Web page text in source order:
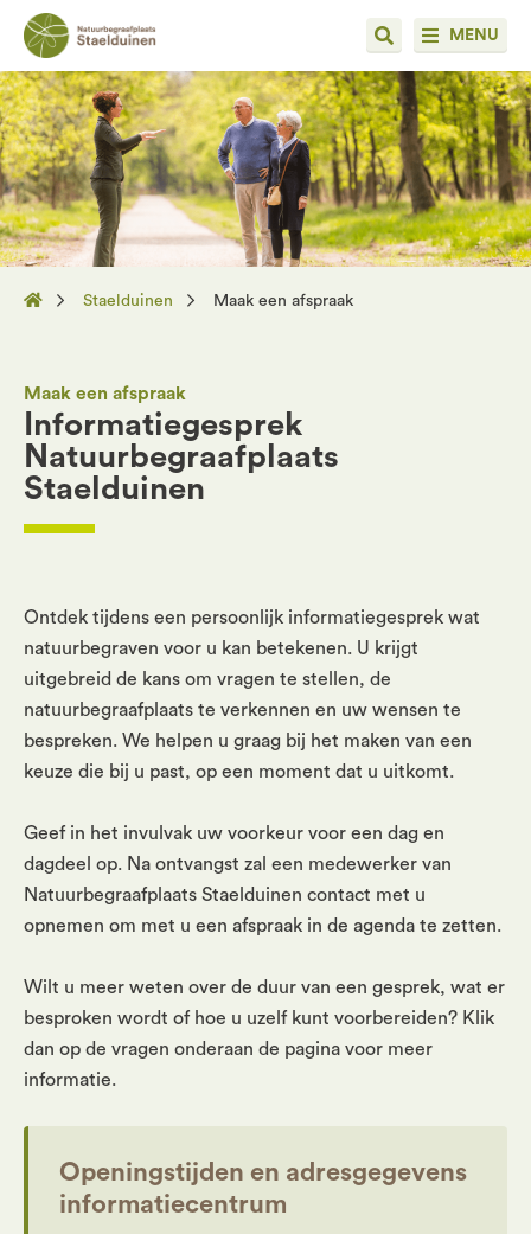
MENU
Staelduinen Maak een afspraak
Maak een afspraak
Informatiegesprek
Natuurbegraafplaats
Staelduinen
Ontdek tijdens een persoonlijk informatiegesprek wat
natuurbegraven voor u kan betekenen. U krijgt
uitgebreid de kans om vragen te stellen, de
natuurbegraafplaats te verkennen en uw wensen te
bespreken. We helpen u graag bij het maken van een
keuze die bij u past, op een moment dat u uitkomt.
Geef in het invulvak uw voorkeur voor een dag en
dagdeel op. Na ontvangst zal een medewerker van
Natuurbegraafplaats Staelduinen contact met u
opnemen om met u een afspraak in de agenda te zetten.
Wilt u meer weten over de duur van een gesprek, wat er
besproken wordt of hoe u uzelf kunt voorbereiden? Klik
dan op de vragen onderaan de pagina voor meer
informatie.
Openingstijden en adresgegevens
informatiecentrum